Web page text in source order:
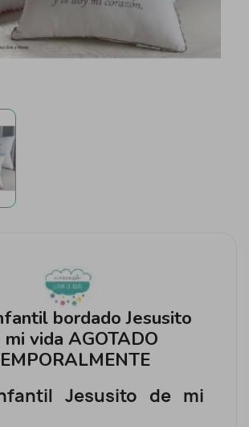
bordado Jesusito
mi vida AGOTADO
Jesusito de mi